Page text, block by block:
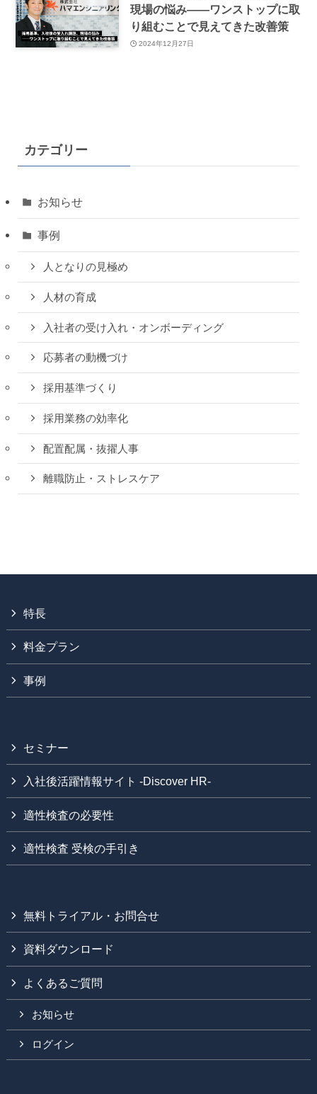
現場の悩み――ワンストップに取
り組むことで見えてきた改善策
2024年12月27日
カテゴリー
お知らせ
事例
人となりの見極め
人材の育成
入社者の受け入れ・オンボーディング
応募者の動機づけ
採用基準づくり
採用業務の効率化
配置配属・抜擢人事
離職防止・ストレスケア
特長
料金プラン
事例
セミナー
入社後活躍情報サイト -Discover HR-
適性検査の必要性
適性検査 受検の手引き
無料トライアル・お問合せ
資料ダウンロード
よくあるご質問
お知らせ
ログイン